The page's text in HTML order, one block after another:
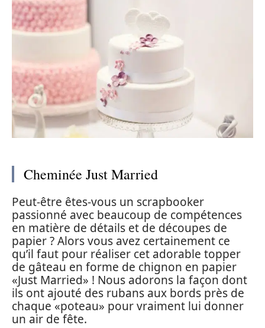
Cheminée Just Married
Peut-être êtes-vous un scrapbooker
passionné avec beaucoup de compétences
en matière de détails et de découpes de
papier ? Alors vous avez certainement ce
qu’il faut pour réaliser cet adorable topper
de gâteau en forme de chignon en papier
«Just Married» ! Nous adorons la façon dont
ils ont ajouté des rubans aux bords près de
chaque «poteau» pour vraiment lui donner
un air de fête.